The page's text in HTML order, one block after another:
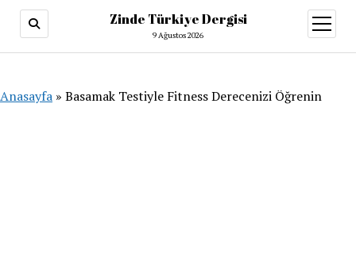
Zinde Türkiye Dergisi
9 Ağustos 2026
aç
Anasayfa » Basamak Testiyle Fitness Derecenizi Öğrenin